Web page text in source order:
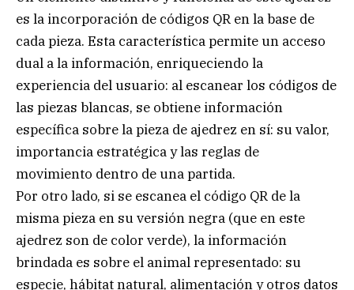
es la incorporación de códigos QR en la base de
cada pieza. Esta característica permite un acceso
dual a la información, enriqueciendo la
experiencia del usuario: al escanear los códigos de
las piezas blancas, se obtiene información
específica sobre la pieza de ajedrez en sí: su valor,
importancia estratégica y las reglas de
movimiento dentro de una partida.
Por otro lado, si se escanea el código QR de la
misma pieza en su versión negra (que en este
ajedrez son de color verde), la información
brindada es sobre el animal representado: su
especie, hábitat natural, alimentación y otros datos